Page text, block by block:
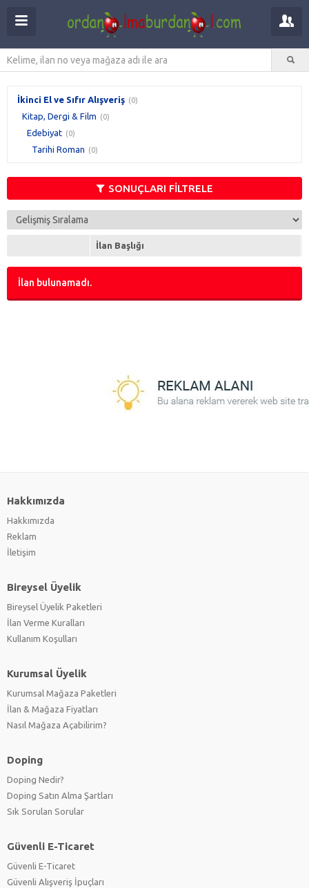
İkinci El ve Sıfır Alışveriş (0)
Kitap, Dergi & Film (0)
Edebiyat (0)
Tarihi Roman (0)
SONUÇLARI FİLTRELE
İlan Başlığı
İlan bulunamadı.
Hakkımızda
Hakkımızda
Reklam
İletişim
Bireysel Üyelik
Bireysel Üyelik Paketleri
İlan Verme Kuralları
Kullanım Koşulları
Kurumsal Üyelik
Kurumsal Mağaza Paketleri
İlan & Mağaza Fiyatları
Nasıl Mağaza Açabilirim?
Doping
Doping Nedir?
Doping Satın Alma Şartları
Sık Sorulan Sorular
Güvenli E-Ticaret
Güvenli E-Ticaret
Güvenli Alışveriş İpuçları